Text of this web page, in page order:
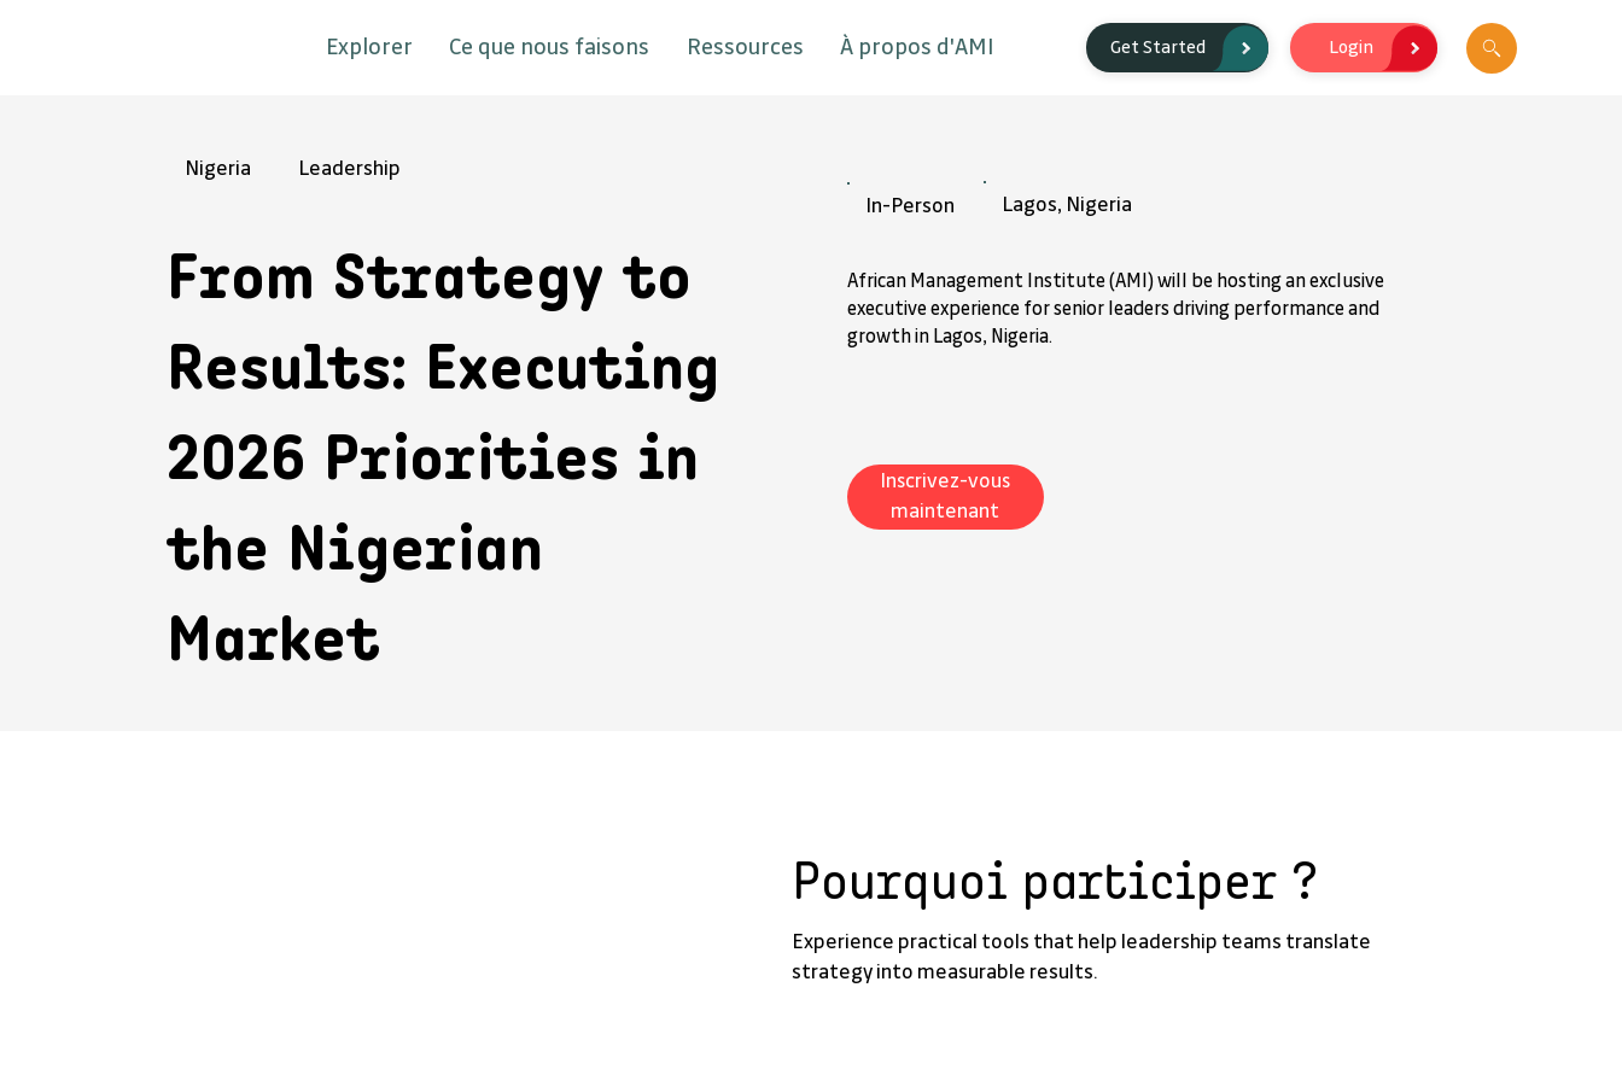
Explorer Ce que nous faisons Ressources À propos d'AMI Get Started Login
Pourquoi participer ?
Experience practical tools that help leadership teams translate
strategy into measurable results.
Nigeria Leadership
From Strategy to
Results: Executing
2026 Priorities in
the Nigerian
Market
In-Person Lagos, Nigeria
African Management Institute (AMI) will be hosting an exclusive
executive experience for senior leaders driving performance and
growth in Lagos, Nigeria.
Inscrivez-vous
maintenant